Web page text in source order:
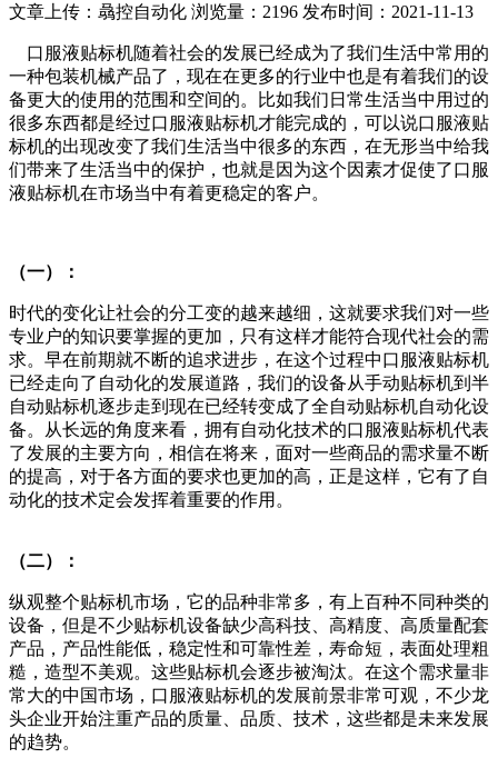
文章上传：骉控自动化 浏览量：2196 发布时间：2021-11-13
口服液贴标机随着社会的发展已经成为了我们生活中常用的
一种包装机械产品了，现在在更多的行业中也是有着我们的设
备更大的使用的范围和空间的。比如我们日常生活当中用过的
很多东西都是经过口服液贴标机才能完成的，可以说口服液贴
标机的出现改变了我们生活当中很多的东西，在无形当中给我
们带来了生活当中的保护，也就是因为这个因素才促使了口服
液贴标机在市场当中有着更稳定的客户。
（一）：
时代的变化让社会的分工变的越来越细，这就要求我们对一些
专业户的知识要掌握的更加，只有这样才能符合现代社会的需
求。早在前期就不断的追求进步，在这个过程中口服液贴标机
已经走向了自动化的发展道路，我们的设备从手动贴标机到半
自动贴标机逐步走到现在已经转变成了全自动贴标机自动化设
备。从长远的角度来看，拥有自动化技术的口服液贴标机代表
了发展的主要方向，相信在将来，面对一些商品的需求量不断
的提高，对于各方面的要求也更加的高，正是这样，它有了自
动化的技术定会发挥着重要的作用。
（二）：
纵观整个贴标机市场，它的品种非常多，有上百种不同种类的
设备，但是不少贴标机设备缺少高科技、高精度、高质量配套
产品，产品性能低，稳定性和可靠性差，寿命短，表面处理粗
糙，造型不美观。这些贴标机会逐步被淘汰。在这个需求量非
常大的中国市场，口服液贴标机的发展前景非常可观，不少龙
头企业开始注重产品的质量、品质、技术，这些都是未来发展
的趋势。